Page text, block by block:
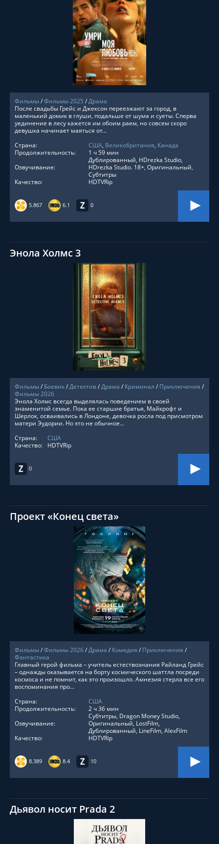
СМОТРЕТЬ ОНЛАЙН
Фильмы/Фильмы 2025 /Драма
5.867 6.1 0
После свадьбы Грейс и Джексон переезжают за город, в
маленький домик в глуши, подальше от шума и суеты. Сперва
уединение в лесу кажется им обоим раем, но совсем скоро
девушка начинает маяться от...
Страна:
США, Великобритания, Канада
Продолжительность:
1 ч 59 мин
Озвучивание:
Дублированный, HDrezka Studio,
HDrezka Studio. 18+, Оригинальный,
Субтитры
Качество:
HDTVRip
Энола Холмс 3
СМОТРЕТЬ ОНЛАЙН
Фильмы/ Боевик/Детектив/Драма / Криминал / Приключения /
Фильмы 2026
0
Энола Холмс всегда выделялась поведением в своей
знаменитой семье. Пока ее старшие братья, Майкрофт и
Шерлок, осваивались в Лондоне, девочка росла под присмотром
матери Эудории. Но это не обычное...
Страна:
США
Качество:
HDTVRip
Проект «Конец света»
СМОТРЕТЬ ОНЛАЙН
Фильмы/Фильмы 2026/Драма / Комедия / Приключения /
Фантастика
8.389 8.4 10
Главный герой фильма – учитель естествознания Райланд Грейс
– однажды оказывается на борту космического шаттла посреди
космоса и не помнит, как это произошло. Амнезия стерла все его
воспоминания про...
Страна:
США
Продолжительность:
2 ч 36 мин
Озвучивание:
Субтитры, Dragon Money Studio,
Оригинальный, LostFilm,
Дублированный, LineFilm, AlexFilm
Качество:
HDTVRip
Дьявол носит Prada 2